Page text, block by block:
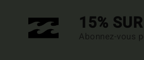
15%
Abonnez-vous